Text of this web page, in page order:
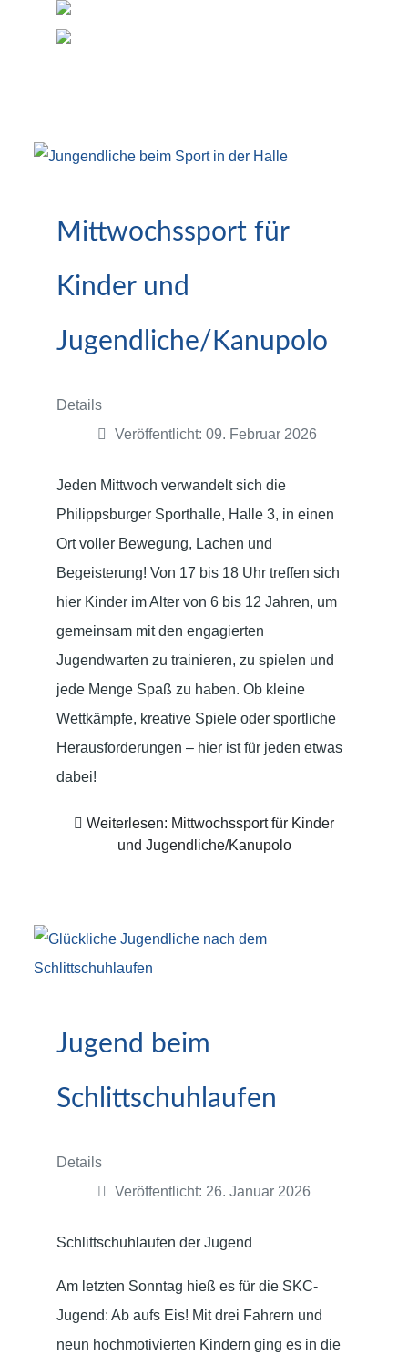
Mittwochssport für
Kinder und
Jugendliche/Kanupolo
Details
Veröffentlicht: 09. Februar 2026
Jeden Mittwoch verwandelt sich die
Philippsburger Sporthalle, Halle 3, in einen
Ort voller Bewegung, Lachen und
Begeisterung! Von 17 bis 18 Uhr treffen sich
hier Kinder im Alter von 6 bis 12 Jahren, um
gemeinsam mit den engagierten
Jugendwarten zu trainieren, zu spielen und
jede Menge Spaß zu haben. Ob kleine
Wettkämpfe, kreative Spiele oder sportliche
Herausforderungen – hier ist für jeden etwas
dabei!
Weiterlesen: Mittwochssport für Kinder
und Jugendliche/Kanupolo
Jugend beim
Schlittschuhlaufen
Details
Veröffentlicht: 26. Januar 2026
Schlittschuhlaufen der Jugend
Am letzten Sonntag hieß es für die SKC-
Jugend: Ab aufs Eis! Mit drei Fahrern und
neun hochmotivierten Kindern ging es in die